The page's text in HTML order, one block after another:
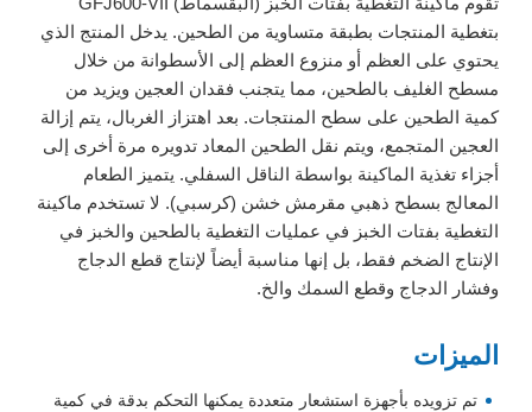
بتغطية المنتجات بطبقة متساوية من الطحين. يدخل المنتج الذي
يحتوي على العظم أو منزوع العظم إلى الأسطوانة من خلال
مسطح الغليف بالطحين، مما يتجنب فقدان العجين ويزيد من
كمية الطحين على سطح المنتجات. بعد اهتزاز الغربال، يتم إزالة
العجين المتجمع، ويتم نقل الطحين المعاد تدويره مرة أخرى إلى
أجزاء تغذية الماكينة بواسطة الناقل السفلي. يتميز الطعام
المعالج بسطح ذهبي مقرمش خشن (كرسبي). لا تستخدم ماكينة
التغطية بفتات الخبز في عمليات التغطية بالطحين والخبز في
الإنتاج الضخم فقط، بل إنها مناسبة أيضاً لإنتاج قطع الدجاج
وفشار الدجاج وقطع السمك والخ.
الميزات
تم تزويده بأجهزة استشعار متعددة يمكنها التحكم بدقة في كمية